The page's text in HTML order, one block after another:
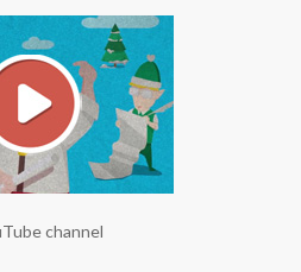
channel